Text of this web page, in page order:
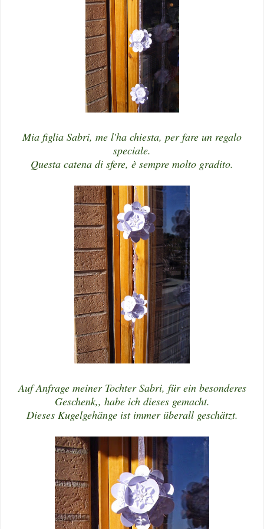
Mia figlia Sabri, me l'ha chiesta, per fare un regalo
speciale.
Questa catena di sfere, è sempre molto gradito.
Auf Anfrage meiner Tochter Sabri, für ein besonderes
Geschenk,, habe ich dieses gemacht.
Dieses Kugelgehänge ist immer überall geschätzt.